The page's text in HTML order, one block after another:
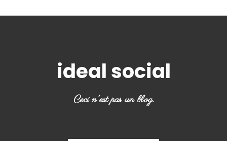
ideal social
Ceci n'est pas un blog.